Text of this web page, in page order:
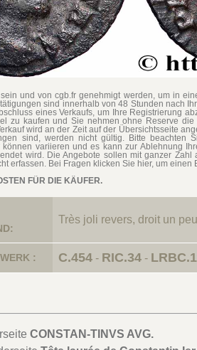
und von cgb.fr genehmigt werden, um in
sind innerhalb von 48 Stunden nach
eines Verkaufs, um Ihre Registrierung
zu kaufen und Sie nehmen ohne Reserve
wird an der Zeit auf der Übersichtsseite
sind, werden nicht gültig. Bitte beachten
variieren und es kann zur Ablehnung
wird. Die Angebote sollen mit ganzer
erfassen. Bei Fragen klicken Sie hier, um einen
FÜR DIE KÄUFER.
Très joli revers, droit un
: C.454 - RIC.34 -
CONSTAN-TINVS AVG.